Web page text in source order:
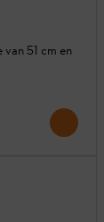
51 cm en